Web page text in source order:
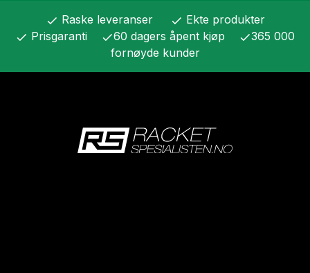
check Raske leveranser check Ekte produkter
check Prisgaranti check60 dagers åpent kjøp check365 000
fornøyde kunder